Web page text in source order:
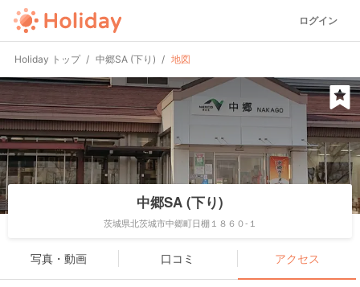
ログイン
Holiday トップ 中郷SA (下り) 地図
中郷SA (下り)
茨城県北茨城市中郷町日棚１８６０-１
写真・動画 口コミ アクセス